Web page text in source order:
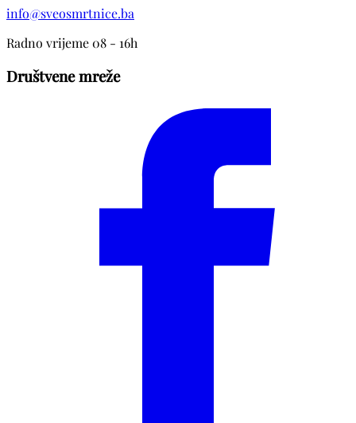
info@sveosmrtnice.ba
Radno vrijeme 08 - 16h
Društvene mreže